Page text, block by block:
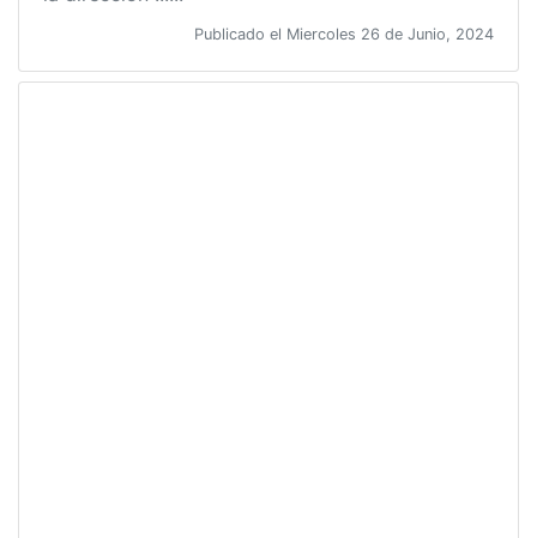
Publicado el Miercoles 26 de Junio, 2024